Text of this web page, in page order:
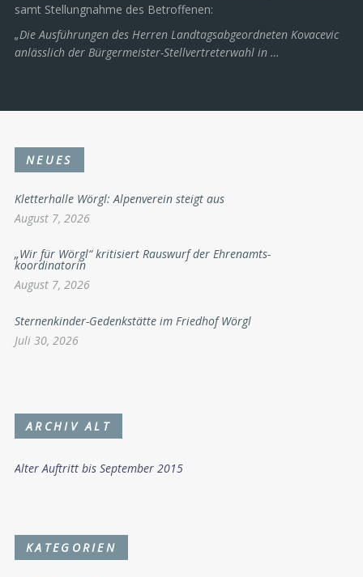
samt Stellungnahme des Betroffenen:
„Die Ausführungen des Herren Landtagsabgeordneten Kovacevic
anlässlich der Bürgermeister-Stellvertreterwahl in …
NEUES
Kletterhalle Wörgl: Alpenverein steigt aus
August 7, 2026
„Wir für Wörgl“ kritisiert Rauswurf der Ehrenamts-
koordinatorin
August 7, 2026
Sternenkinder-Gedenkstätte im Friedhof Wörgl
Juli 30, 2026
ARCHIV ALT
Alter Auftritt bis September 2015
KATEGORIEN